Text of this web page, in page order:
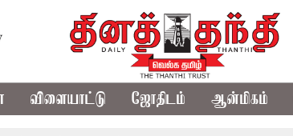
விளையாட்டு ஜோதிடம் ஆன்மிகம்